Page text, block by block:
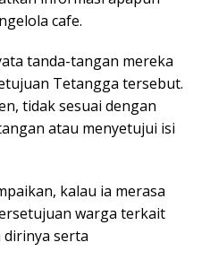
cafe.
tanda-tangan mereka
Tetangga tersebut.
tidak sesuai dengan
atau menyetujui isi
kalau ia merasa
warga terkait
dirinya serta